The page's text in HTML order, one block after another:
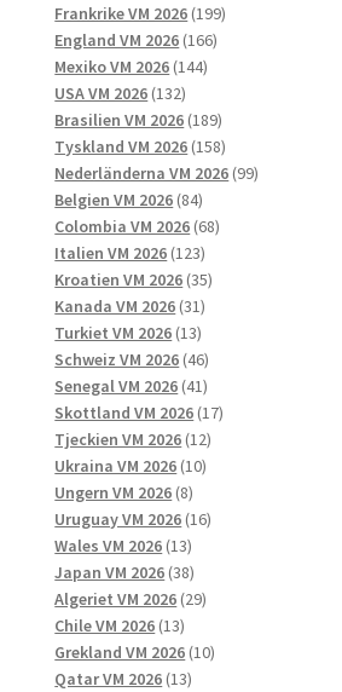
produkter
Frankrike VM 2026 199199
England VM 2026 166166
Mexiko VM 2026 144144
USA VM 2026 132132
produkter
Brasilien VM 2026 189189
produkter
Tyskland VM 2026 158158
produkter
Nederländerna VM 2026 9999
Belgien VM 2026 8484
produkter
Colombia VM 2026 6868
Italien VM 2026 123123
produkter
Kroatien VM 2026 3535
Kanada VM 2026 3131
produkter
Turkiet VM 2026 1313
produkter
Schweiz VM 2026 4646
produkter
Senegal VM 2026 4141
produkter
Skottland VM 2026 1717
Tjeckien VM 2026 1212
Ukraina VM 2026 1010
Ungern VM 2026 88
produkter
Uruguay VM 2026 1616
Wales VM 2026 1313
produkter
Japan VM 2026 3838
produkter
Algeriet VM 2026 2929
Chile VM 2026 1313
produkter
Grekland VM 2026 1010
Qatar VM 2026 1313